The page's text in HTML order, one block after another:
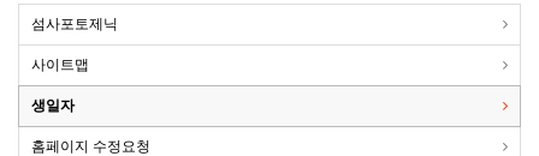
섬사포토제닉
사이트맵
생일자
홈페이지 수정요청